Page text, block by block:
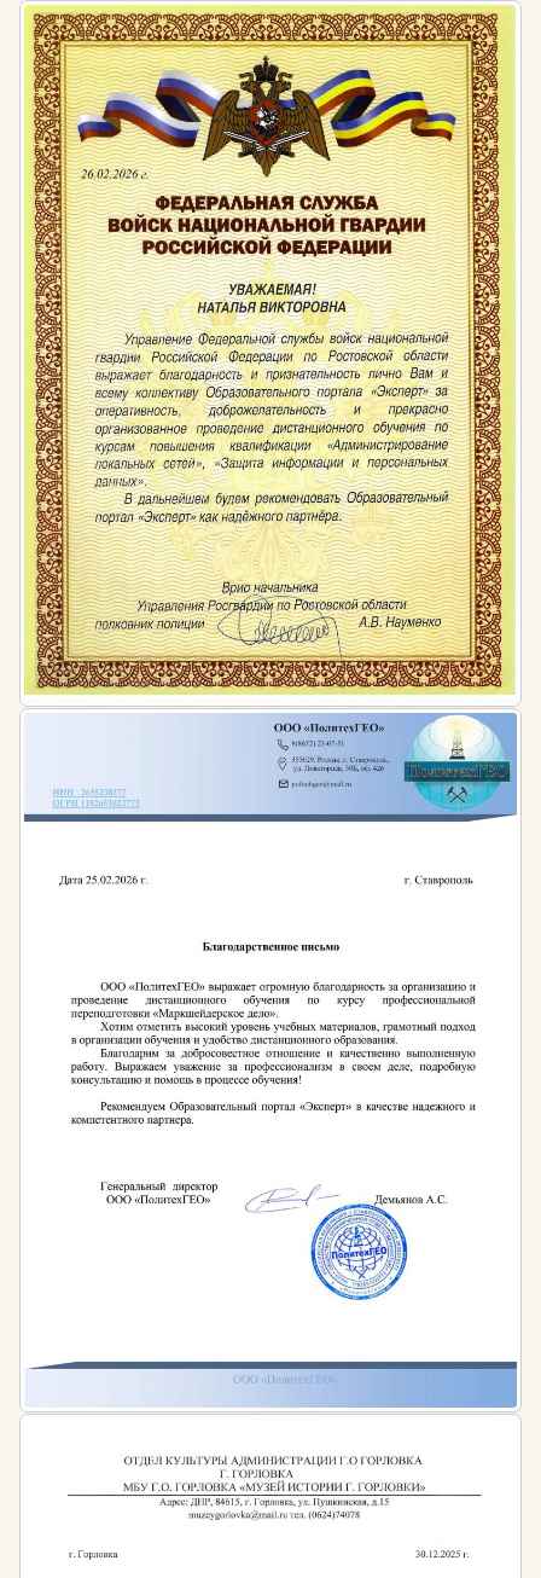
Федеральный закон от 29.12.2012 № 273-ФЗ
«Об образовании в Российской Федерации»
Приказ Министерства здравоохранения и
социального развития Российской Федерации
(Минздравсоцразвития России) от 11 января
2011 г. N 1н г. Москва «Об утверждении Единого
квалификационного справочника должностей
руководителей, специалистов и служащих,
раздел «Квалификационные характеристики
должностей руководителей и специалистов
высшего профессионального и дополнительного
профессионального образования»
Федеральный государственный
образовательный стандарт начального общего
образования (Утвержден приказом
Министерства образования и науки Российской
Федерации от «6» октября 2009 г. № 373)
Приказ Минтруда России от 18.10.2013 N 544н
(с изм. от 25.12.2014) «Об утверждении
профессионального стандарта «Педагог
(педагогическая деятельность в сфере
дошкольного, начального общего, основного
общего, среднего общего образования)
(воспитатель, учитель)»
Приказ Министерства труда и социальной
защиты Российской Федерации от 10 января
2017 г. No 10н «Об утверждении
профессионального стандарта «Специалист в
области воспитания»
ФГОС высшего образования по направлению
подготовки 44.03.01 Педагогическое
образование, утвержденного приказом
Министерства образования и науки Российской